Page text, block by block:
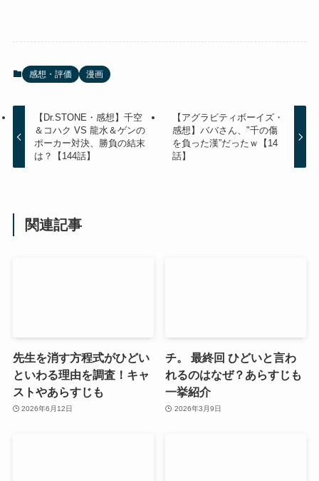
感想・評価 漫画
【Dr.STONE・感想】千空
＆コハク VS 龍水＆ゲンの
ポーカー対決、勝負の結末
は？【144話】
【アグラビティボーイズ・
感想】ババさん、"千の傷
を負った漢”だったｗ【14
話】
関連記事
先生を消す方程式がひどい
といわる理由を調査！キャ
ストやあらすじも
2026年6月12日
チ。 最終回 ひどいと言わ
れるのはなぜ？あらすじも
一挙紹介
2026年3月9日